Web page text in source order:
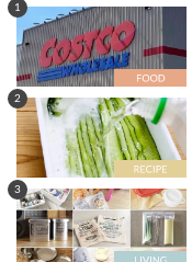
1
2
3